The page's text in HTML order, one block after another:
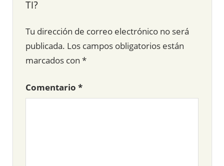
TI?
Tu dirección de correo electrónico no será
publicada. Los campos obligatorios están
marcados con *
Comentario *